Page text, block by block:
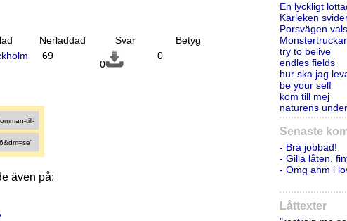
Nerladdad Svar
Betyg
69
0
0
även på:
En lyckligt
Kärleken
Porsvägen vals
try to belive
endles fields
hur ska jag
be your self
kom till mej
naturens under
Senaste
- Bra jobbad!
- Gilla låten.
- Omg ahm i
Låttexter